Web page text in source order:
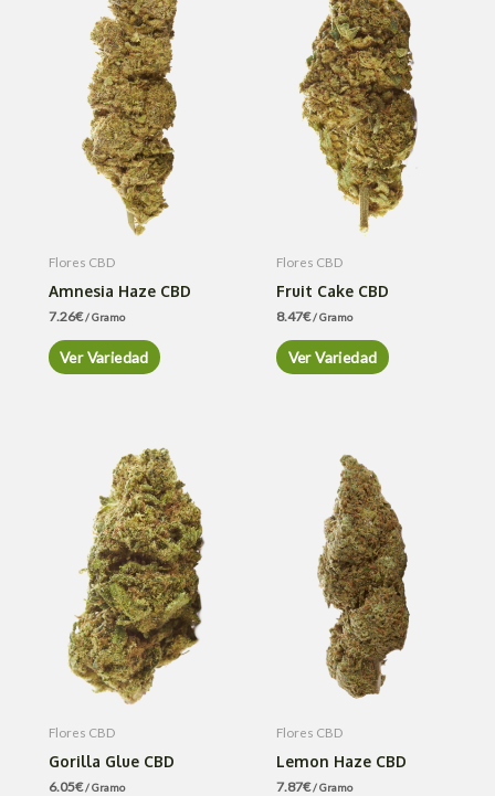
Flores CBD
Amnesia Haze CBD
7.26€/ Gramo
Ver Variedad
Flores CBD
Fruit Cake CBD
8.47€/ Gramo
Ver Variedad
Flores CBD
Gorilla Glue CBD
6.05€/ Gramo
Flores CBD
Lemon Haze CBD
7.87€/ Gramo